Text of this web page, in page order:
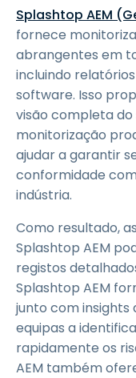
Splashtop AEM
fornece
abrangentes em
incluindo
software. Isso
visão completa
monitorização
ajudar a garantir
conformidade
indústria.
Como resultado,
Splashtop AEM
registos
Splashtop AEM
junto com insights
equipas a
rapidamente os
AEM também